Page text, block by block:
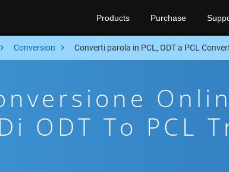
Products Purchase
Conversion Converti parola in PCL, ODT a PCL
ODT To PCL